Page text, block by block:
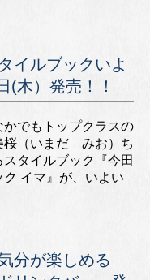
イルブックいよ
(木）発売！！
でもトップクラスの
桜（いまだ みお）ち
タイルブック『今田
イマ』が、いよい
分が楽しめる